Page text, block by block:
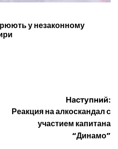
у незаконному
Наступний:
Реакция на алкоскандал с
участием капитана
“Динамо”